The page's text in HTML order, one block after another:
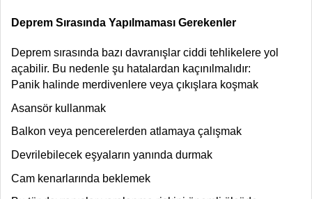
Deprem Sırasında Yapılmaması Gerekenler
Deprem sırasında bazı davranışlar ciddi tehlikelere yol
açabilir. Bu nedenle şu hatalardan kaçınılmalıdır:
Panik halinde merdivenlere veya çıkışlara koşmak
Asansör kullanmak
Balkon veya pencerelerden atlamaya çalışmak
Devrilebilecek eşyaların yanında durmak
Cam kenarlarında beklemek